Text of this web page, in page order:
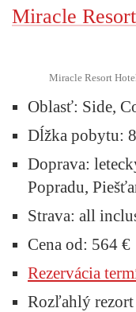
Miracle
Miracle Resort
Oblasť: Side,
Dĺžka pobytu:
Doprava:
Popradu,
Strava: all
Cena od: 564 €
Rezervácia
Rozľahlý